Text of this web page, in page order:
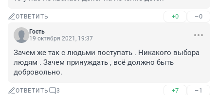
ОТВЕТИТЬ +0 –0
Гость
19 октября 2021, 19:37
Зачем же так с людьми поступать . Никакого выбора
людям . Зачем принуждать , всё должно быть
добровольно.
ОТВЕТИТЬ 3 +7 –1